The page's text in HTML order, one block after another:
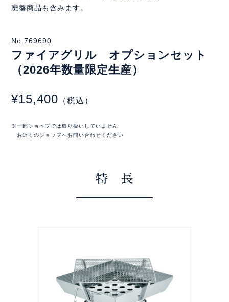
廃盤商品も含みます。
No.769690
ファイアグリル オプションセット
（2026年数量限定生産）
¥15,400 （税込）
※一部ショップでは取り扱いしていません
お近くのショップへお問い合わせください
特 長